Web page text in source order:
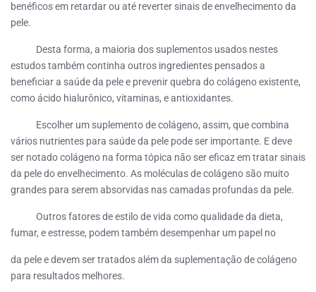
benéficos em retardar ou até reverter sinais de envelhecimento da
pele.
Desta forma, a maioria dos suplementos usados nestes
estudos também continha outros ingredientes pensados a
beneficiar a saúde da pele e prevenir quebra do colágeno existente,
como ácido hialurônico, vitaminas, e antioxidantes.
Escolher um suplemento de colágeno, assim, que combina
vários nutrientes para saúde da pele pode ser importante. E deve
ser notado colágeno na forma tópica não ser eficaz em tratar sinais
da pele do envelhecimento. As moléculas de colágeno são muito
grandes para serem absorvidas nas camadas profundas da pele.
Outros fatores de estilo de vida como qualidade da dieta,
fumar, e estresse, podem também desempenhar um papel no
da pele e devem ser tratados além da suplementação de colágeno
para resultados melhores.